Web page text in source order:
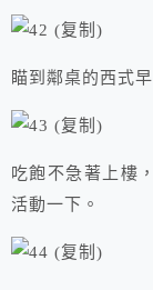
瞄到鄰桌的西式
吃飽不急著上樓
活動一下。